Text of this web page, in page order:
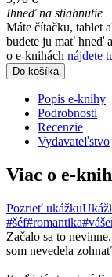
Ihneď na stiahnutie
Máte čítačku, tablet
budete ju mať hneď
o e-knihách nájdete
Do košíka
Popis e-knihy
Podrobnosti
Recenzie
Vydavateľstvo
Viac o e-
Pozrieť ukážku
#šéf#romantika
Začalo sa to
som nevedela